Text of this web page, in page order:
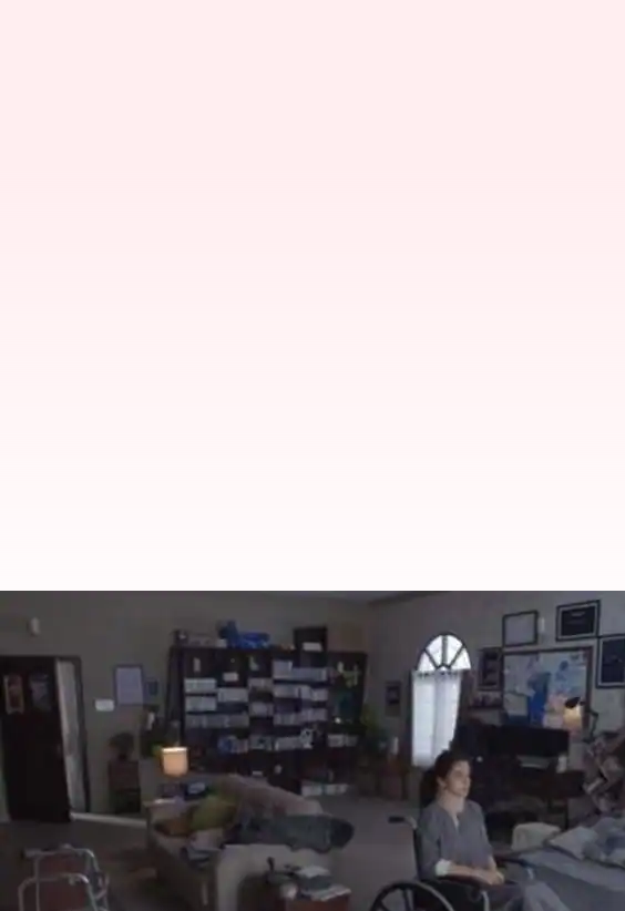
सस्पेंस-थ्रिलर से भरपूर तापसी पन्नू की 'गेम ओवर'
लेखन स्वाति पाण्डेय May 30, 2019 04:25 pm
क्या है खबर?
पिछले लंबे समय से एक से बढ़कर एक हिट फिल्में दे रहींअभिनेत्री तापसी पन्नू
रिलीज़ किया गया था।
इसके ट्रेलर को हिंदी के साथ-साथ तमिल और तेलुगू में भी रिलीज़ किया गया